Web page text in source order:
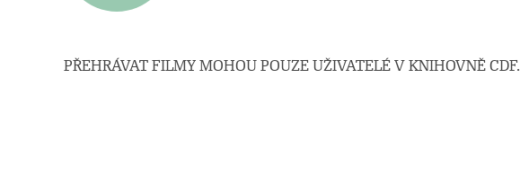
PŘEHRÁVAT FILMY MOHOU POUZE UŽIVATELÉ V KNIHOVNĚ CDF.